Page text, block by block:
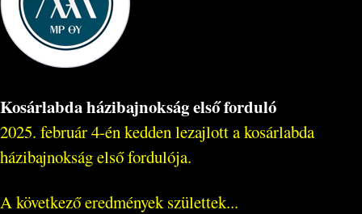
Kosárlabda házibajnokság első forduló
2025. február 4-én kedden lezajlott a kosárlabda
házibajnokság első fordulója.
A következő eredmények születtek...